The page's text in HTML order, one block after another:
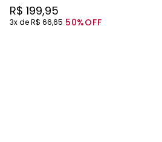
R$ 199,95
3 R$ 66,65 50%OFF